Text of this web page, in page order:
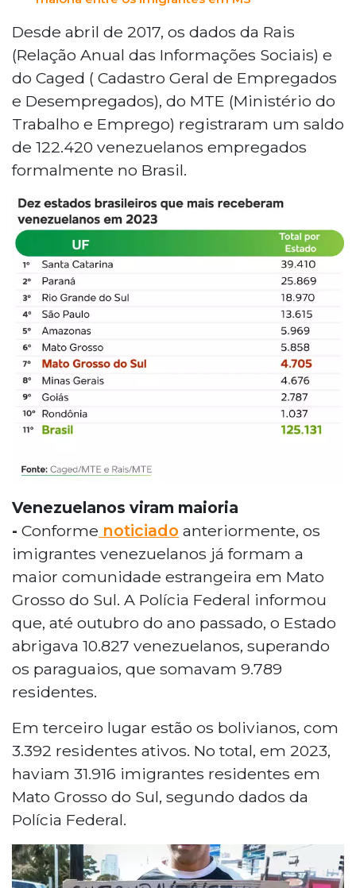
Desde abril de 2017, os dados da Rais
(Relação Anual das Informações Sociais) e
do Caged ( Cadastro Geral de Empregados
e Desempregados), do MTE (Ministério do
Trabalho e Emprego) registraram um saldo
de 122.420 venezuelanos empregados
formalmente no Brasil.
Venezuelanos viram maioria
- Conforme noticiado anteriormente, os
imigrantes venezuelanos já formam a
maior comunidade estrangeira em Mato
Grosso do Sul. A Polícia Federal informou
que, até outubro do ano passado, o Estado
abrigava 10.827 venezuelanos, superando
os paraguaios, que somavam 9.789
residentes.
Em terceiro lugar estão os bolivianos, com
3.392 residentes ativos. No total, em 2023,
haviam 31.916 imigrantes residentes em
Mato Grosso do Sul, segundo dados da
Polícia Federal.